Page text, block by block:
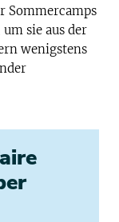
Sommercamps
sie aus der
wenigstens